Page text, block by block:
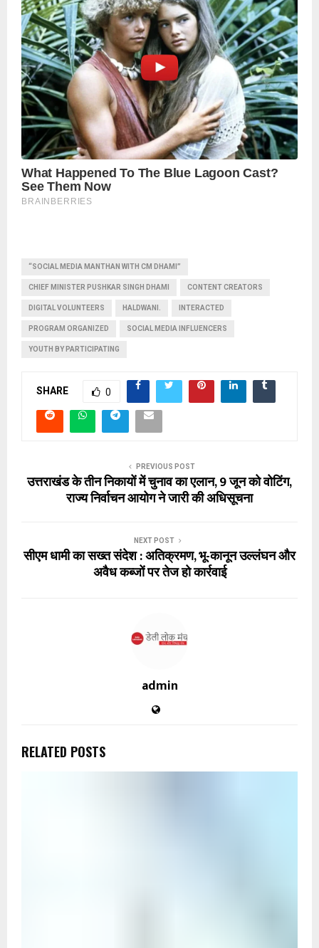
“SOCIAL MEDIA MANTHAN WITH CM DHAMI”
CHIEF MINISTER PUSHKAR SINGH DHAMI CONTENT CREATORS
DIGITAL VOLUNTEERS HALDWANI. INTERACTED
PROGRAM ORGANIZED SOCIAL MEDIA INFLUENCERS
YOUTH BY PARTICIPATING
SHARE 0
PREVIOUS POST
उत्तराखंड के तीन निकायों में चुनाव का एलान, 9 जून को वोटिंग,
राज्य निर्वाचन आयोग ने जारी की अधिसूचना
NEXT POST
सीएम धामी का सख्त संदेश : अतिक्रमण, भू-कानून उल्लंघन और
अवैध कब्जों पर तेज हो कार्रवाई
admin
RELATED POSTS